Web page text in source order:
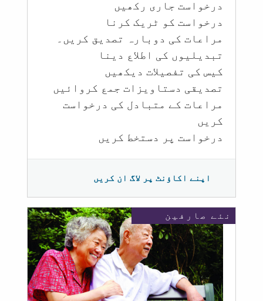
درخواست جاری رکھیں
درخواست کو ٹریک کرنا
مراعات کی دوبارہ تصدیق کریں۔
تبدیلیوں کی اطلاع دینا
کیس کی تفصیلات دیکھیں
تصدیقی دستاویزات جمع کروائیں
مراعات کے متبادل کی درخواست
کریں
درخواست پر دستخط کریں
اپنے اکاؤنٹ پر لاگ ان کریں
نئے صارفین